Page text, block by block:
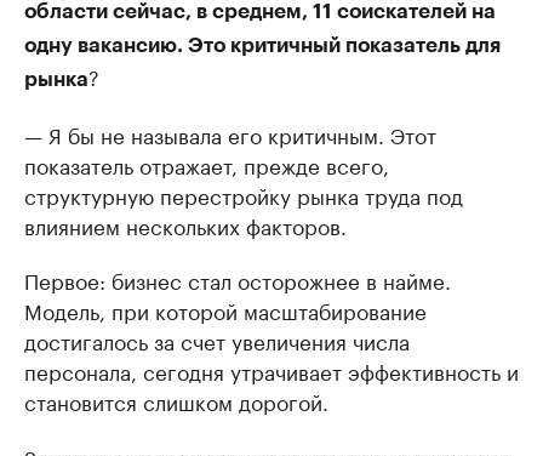
области сейчас, в среднем, 11 соискателей на
одну вакансию. Это критичный показатель для
рынка?
— Я бы не называла его критичным. Этот
показатель отражает, прежде всего,
структурную перестройку рынка труда под
влиянием нескольких факторов.
Первое: бизнес стал осторожнее в найме.
Модель, при которой масштабирование
достигалось за счет увеличения числа
персонала, сегодня утрачивает эффективность и
становится слишком дорогой.